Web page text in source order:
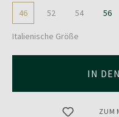
46 52 54 56
Italienische Größe
IN
ZUM